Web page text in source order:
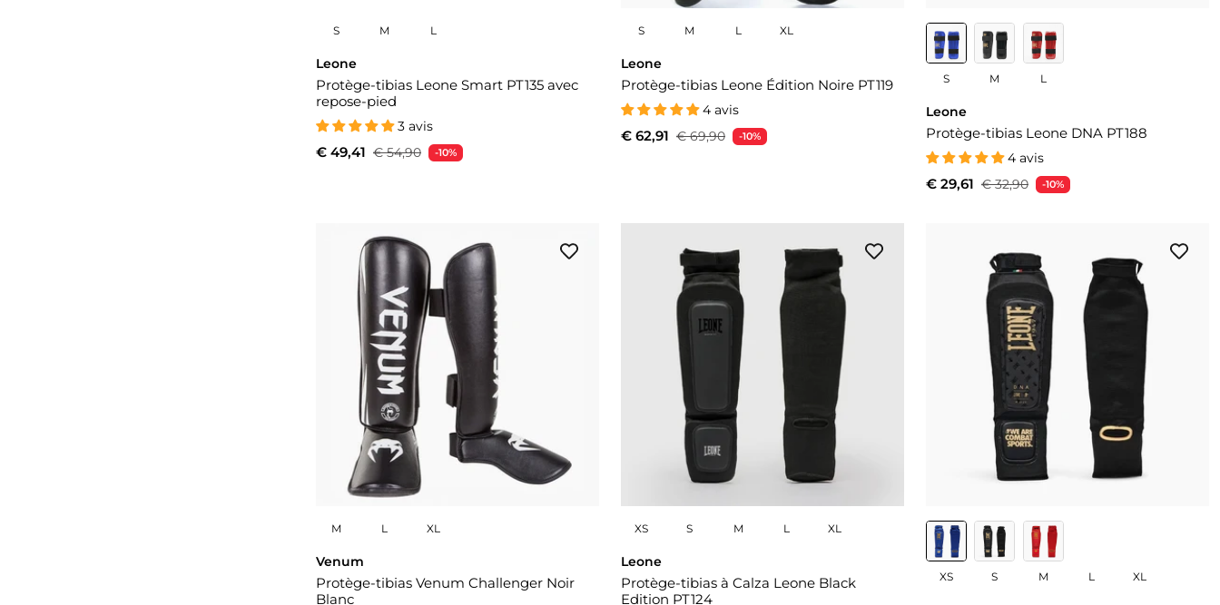
S M L
Leone
Protège-tibias Leone Smart PT135 avec
repose-pied
3 avis
€ 49,41 € 54,90 -10%
S M L XL
Leone
Protège-tibias Leone Édition Noire PT119
4 avis
€ 62,91 € 69,90 -10%
S M L
Leone
Protège-tibias Leone DNA PT188
4 avis
€ 29,61 € 32,90 -10%
M L XL
Venum
Protège-tibias Venum Challenger Noir
Blanc
XS S M L XL
Leone
Protège-tibias à Calza Leone Black
Edition PT124
XS S M L XL